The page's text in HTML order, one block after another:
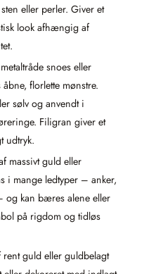
eller perler. Giver et
look afhængig af
snoes eller
florlette mønstre.
sølv og anvendt i
Filigran giver et
udtryk.
massivt guld eller
i mange ledtyper – anker,
og kan bæres alene eller
på rigdom og tidløs
guld eller guldbelagt